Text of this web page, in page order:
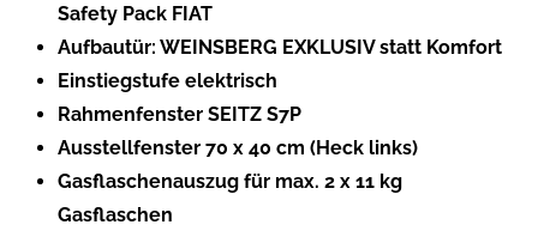
Safety Pack FIAT
Aufbautür: WEINSBERG EXKLUSIV statt Komfort
Einstiegstufe elektrisch
Rahmenfenster SEITZ S7P
Ausstellfenster 70 x 40 cm (Heck links)
Gasflaschenauszug für max. 2 x 11 kg
Gasflaschen